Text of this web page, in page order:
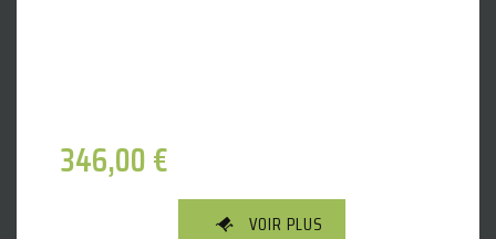
346,00€
VOIR PLUS